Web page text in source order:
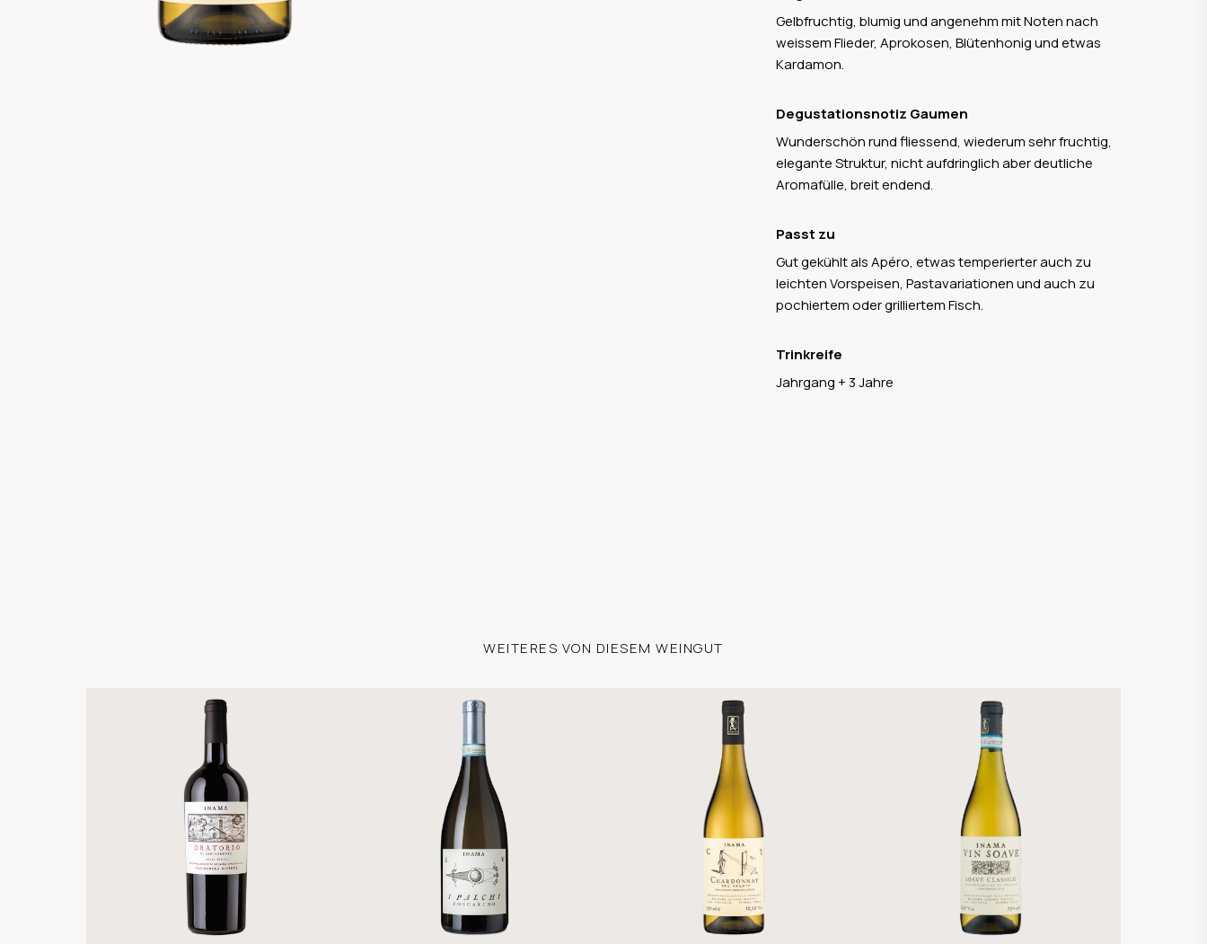
Gelbfruchtig, blumig und angenehm mit Noten nach
weissem Flieder, Aprokosen, Blütenhonig und etwas
Kardamon.
Degustationsnotiz Gaumen
Wunderschön rund fliessend, wiederum sehr fruchtig,
elegante Struktur, nicht aufdringlich aber deutliche
Aromafülle, breit endend.
Passt zu
Gut gekühlt als Apéro, etwas temperierter auch zu
leichten Vorspeisen, Pastavariationen und auch zu
pochiertem oder grilliertem Fisch.
Trinkreife
Jahrgang + 3 Jahre
WEITERES VON DIESEM WEINGUT